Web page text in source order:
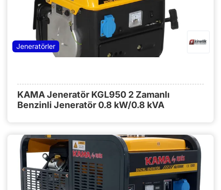
Jeneratörler
KAMA Jeneratör KGL950 2 Zamanlı
Benzinli Jeneratör 0.8 kW/0.8 kVA